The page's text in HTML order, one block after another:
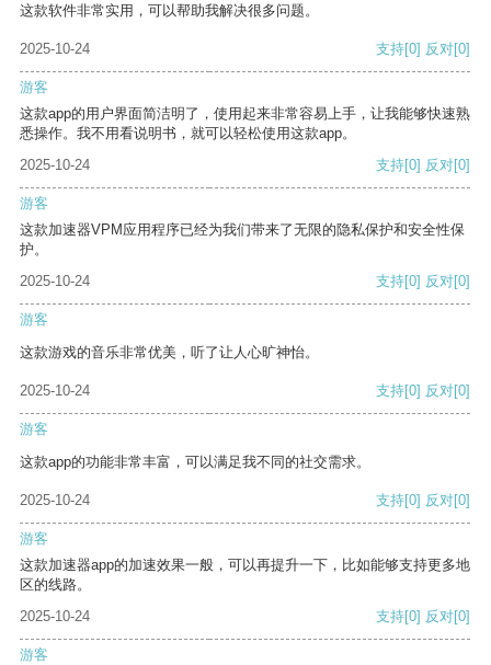
这款软件非常实用，可以帮助我解决很多问题。
2025-10-24 支持[0] 反对[0]
游客
这款app的用户界面简洁明了，使用起来非常容易上手，让我能够快速熟
悉操作。我不用看说明书，就可以轻松使用这款app。
2025-10-24
支持[0] 反对[0]
游客
这款加速器VPM应用程序已经为我们带来了无限的隐私保护和安全性保
护。
2025-10-24
支持[0] 反对[0]
游客
这款游戏的音乐非常优美，听了让人心旷神怡。
2025-10-24 支持[0] 反对[0]
游客
这款app的功能非常丰富，可以满足我不同的社交需求。
2025-10-24 支持[0] 反对[0]
游客
这款加速器app的加速效果一般，可以再提升一下，比如能够支持更多地
区的线路。
2025-10-24
支持[0] 反对[0]
游客